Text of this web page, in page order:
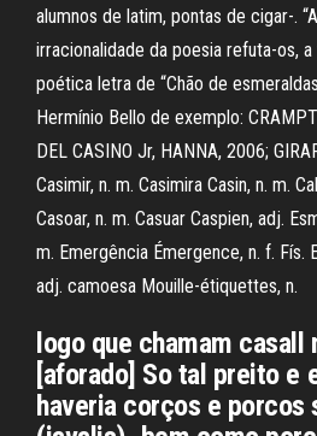
alumnos de latim, pontas de cigar-.
irracionalidade da poesia refuta-os,
poética letra de “Chão de
Hermínio Bello de exemplo:
DEL CASINO Jr, HANNA, 2006;
Casimir, n. m. Casimira Casin, n. m.
Casoar, n. m. Casuar Caspien, adj.
m. Emergência Émergence, n. f. Fís.
adj. camoesa Mouille-étiquettes, n.
logo que chamam casall
[aforado] So tal preito e
haveria corços e porcos